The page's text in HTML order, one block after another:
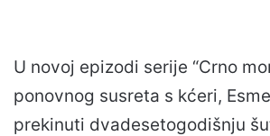
U novoj epizodi serije “Crno
ponovnog susreta s kćeri,
prekinuti dvadesetogodišnju